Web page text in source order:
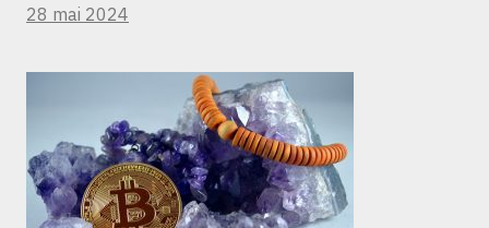
28 mai 2024